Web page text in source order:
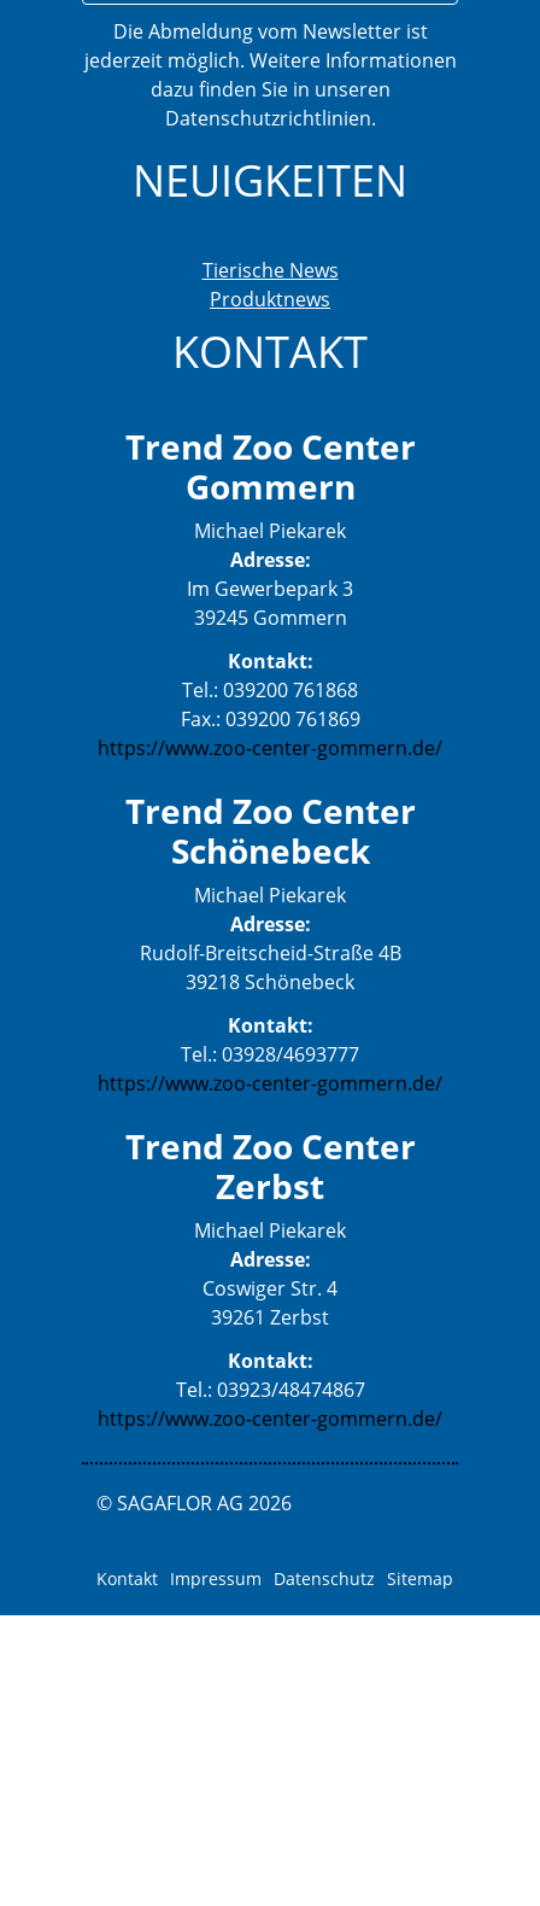
Die Abmeldung vom Newsletter ist
jederzeit möglich. Weitere Informationen
dazu finden Sie in unseren
Datenschutzrichtlinien.
NEUIGKEITEN
Tierische News
Produktnews
KONTAKT
Trend Zoo Center
Gommern
Michael Piekarek
Adresse:
Im Gewerbepark 3
39245 Gommern
Kontakt:
Tel.: 039200 761868
Fax.: 039200 761869
https://www.zoo-center-gommern.de/
Trend Zoo Center
Schönebeck
Michael Piekarek
Adresse:
Rudolf-Breitscheid-Straße 4B
39218 Schönebeck
Kontakt:
Tel.: 03928/4693777
https://www.zoo-center-gommern.de/
Trend Zoo Center
Zerbst
Michael Piekarek
Adresse:
Coswiger Str. 4
39261 Zerbst
Kontakt:
Tel.: 03923/48474867
https://www.zoo-center-gommern.de/
© SAGAFLOR AG 2026
Kontakt Impressum Datenschutz Sitemap